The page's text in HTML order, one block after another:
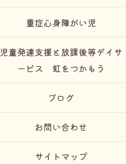
重症心身障がい児
児童発達支援と放課後等デイサ
ービス 虹をつかもう
ブログ
お問い合わせ
サイトマップ